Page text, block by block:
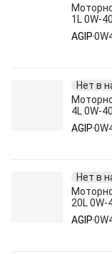
1L 0W-
AGIP
Нет в
4L 0W-
AGIP
Нет в
20L 0W-
AGIP